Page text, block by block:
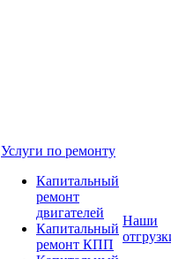
Услуги по ремонту
Капитальный
ремонт
двигателей
Капитальный
ремонт КПП
Наши